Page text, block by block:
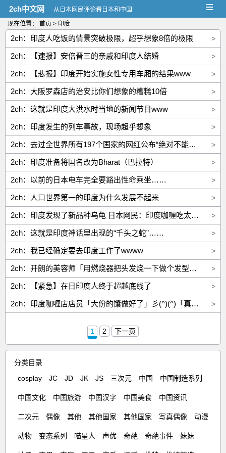
2ch中文网 从日本网民评论看日本和中国 ≡
现在位置： 首页 > 印度
>
2ch：印度人吃饭的情景突破极限，超乎想象8倍的极限
>
2ch：【速报】安倍晋三的亲戚和印度人结婚
>
2ch：【悲报】印度开始实施女性专用车厢的结果www
>
2ch：大阪罗森店的治安比你们想象的糟糕10倍
>
2ch：这就是印度大洪水时当地的新闻节目www
>
2ch：印度发生的列车事故，现场超乎想象
>
2ch：去过全世界所有197个国家的网红公布“绝对不能去的6个国家”
>
2ch：印度准备将国名改为Bharat（巴拉特）
>
2ch：以前的日本电车完全要豁出性命乘坐……
>
2ch：人口世界第一的印度为什么发展不起来
>
2ch：印度发现了新品种乌龟 日本网民：印度咖喱吃太多了
>
2ch：这就是印度神话里出现的“千头之蛇”……
>
2ch：我已经确定要去印度工作了wwww
>
2ch：开朗的美容师「用燃烧器把头发烧一下做个发型吧」开朗的人「好的」
>
2ch：【紧急】在日印度人终于超越底线了
>
2ch：印度咖喱店店员「大份的馕做好了」彡(^)(^)「真好啊，好饿」店员「让您久等了……」
1 2 下一页
分类目录
cosplay
JC JD JK JS 三次元 中国 中国制造系列
中国文化 中国旅游 中国汉字 中国美食 中国资讯
二次元 偶像 其他 其他国家 其他国家 写真偶像 动漫
动物 变态系列 喵星人 声优 奇葩 奇葩事件 妹妹